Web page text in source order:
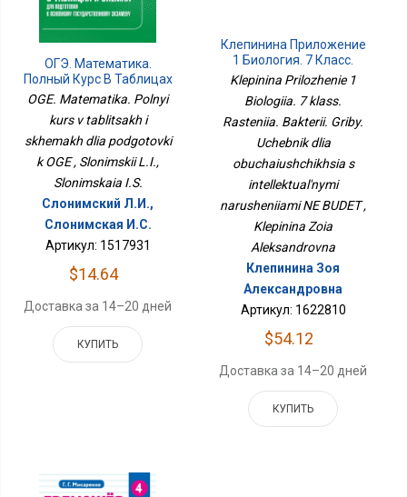
ОГЭ. Математика.
Полный Курс В Таблицах
И Схемах Для
OGE. Matematika. Polnyi
kurs v tablitsakh i
skhemakh dlia podgotovki
k OGE , Slonimskii L.I.,
Slonimskaia I.S.
Слонимский Л.И.,
Слонимская И.С.
Артикул: 1517931
$14.64
Доставка за 14–20 дней
КУПИТЬ
Клепинина Приложение
1 Биология. 7 Класс.
Растения. Бактерии.
Грибы. Учебник Для
Обучающихся С
Интеллектуальными
Нарушениями НЕ БУДЕТ
Klepinina Prilozhenie 1
Biologiia. 7 klass.
Rasteniia. Bakterii. Griby.
Uchebnik dlia
obuchaiushchikhsia s
intellektual'nymi
narusheniiami NE BUDET ,
Klepinina Zoia
Aleksandrovna
Клепинина Зоя
Александровна
Артикул: 1622810
$54.12
Доставка за 14–20 дней
КУПИТЬ